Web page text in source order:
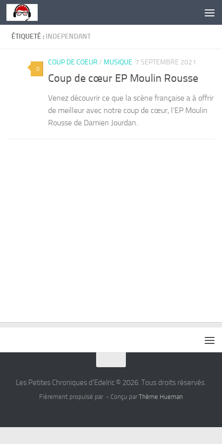
Skip to content
ÉTIQUETÉ : INDEPENDANT
0
COUP DE COEUR / MUSIQUE 7 SEPTEMBRE 2021
Coup de cœur EP Moulin Rousse
Venez découvrir ce que la scène française a à offrir
de meilleur avec notre coup de cœur, l’EP Moulin
Rousse de Damien Jourdan.
Les Petites Chroniques d'Edelric © 2026. Tous droits réservés.
Fièrement propulsé par - Conçu par Thème Hueman